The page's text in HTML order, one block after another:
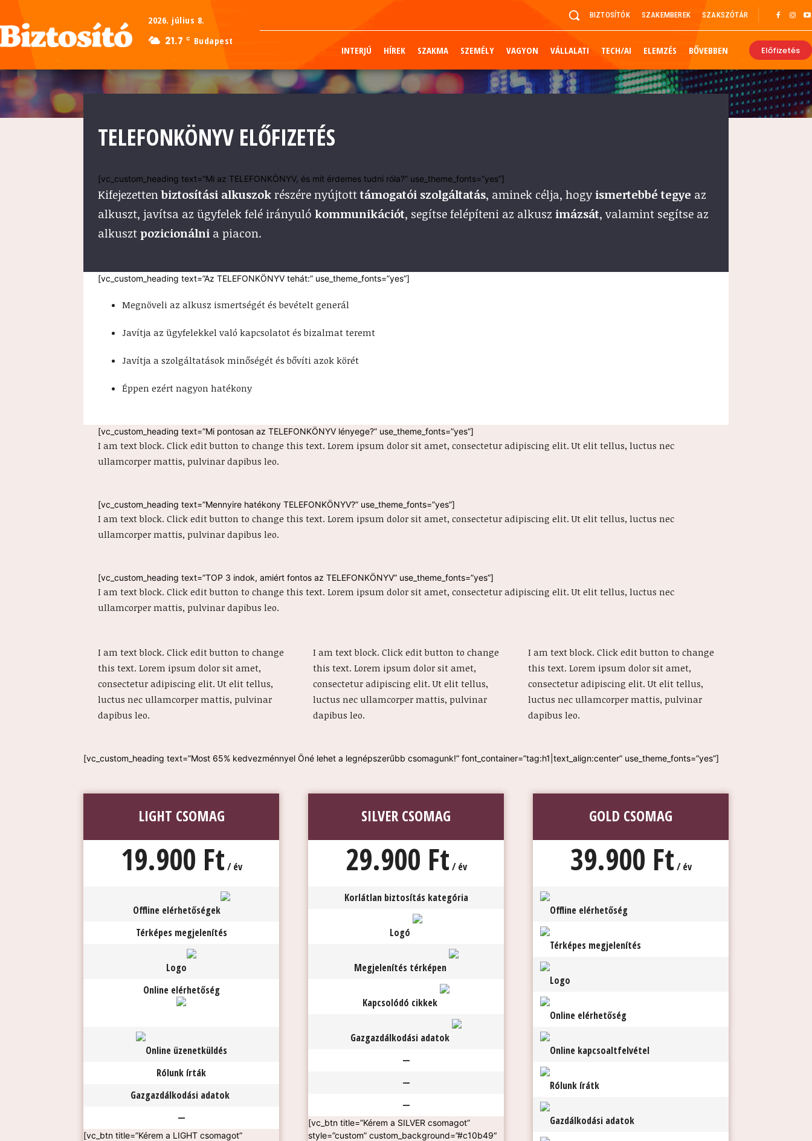
2026. július 8.
21.7 C Budapest
BIZTOSÍTÓK SZAKEMBEREK SZAKSZÓTÁR
INTERJÚ HÍREK SZAKMA SZEMÉLY VAGYON VÁLLALATI TECH/AI ELEMZÉS BŐVEBBEN Előfizetés
TELEFONKÖNYV ELŐFIZETÉS
[vc_custom_heading text=”Mi az TELEFONKÖNYV, és mit érdemes tudni róla?” use_theme_fonts=”yes”]
Kifejezettenbiztosítási alkuszok részére nyújtotttámogatói szolgáltatás, aminek célja, hogy ismertebbé tegye az
alkuszt, javítsa az ügyfelek felé irányuló kommunikációt, segítse felépíteni az alkusz imázsát, valamint segítse az
alkuszt pozicionálni a piacon.
[vc_custom_heading text=”Az TELEFONKÖNYV tehát:” use_theme_fonts=”yes”]
Megnöveli az alkusz ismertségét és bevételt generál
Javítja az ügyfelekkel való kapcsolatot és bizalmat teremt
Javítja a szolgáltatások minőségét és bővíti azok körét
Éppen ezért nagyon hatékony
[vc_custom_heading text=”Mi pontosan az TELEFONKÖNYV lényege?” use_theme_fonts=”yes”]
I am text block. Click edit button to change this text. Lorem ipsum dolor sit amet, consectetur adipiscing elit. Ut elit tellus, luctus nec
ullamcorper mattis, pulvinar dapibus leo.
[vc_custom_heading text=”Mennyire hatékony TELEFONKÖNYV?” use_theme_fonts=”yes”]
I am text block. Click edit button to change this text. Lorem ipsum dolor sit amet, consectetur adipiscing elit. Ut elit tellus, luctus nec
ullamcorper mattis, pulvinar dapibus leo.
[vc_custom_heading text=”TOP 3 indok, amiért fontos az TELEFONKÖNYV” use_theme_fonts=”yes”]
I am text block. Click edit button to change this text. Lorem ipsum dolor sit amet, consectetur adipiscing elit. Ut elit tellus, luctus nec
ullamcorper mattis, pulvinar dapibus leo.
I am text block. Click edit button to change
this text. Lorem ipsum dolor sit amet,
consectetur adipiscing elit. Ut elit tellus,
luctus nec ullamcorper mattis, pulvinar
dapibus leo.
I am text block. Click edit button to change
this text. Lorem ipsum dolor sit amet,
consectetur adipiscing elit. Ut elit tellus,
luctus nec ullamcorper mattis, pulvinar
dapibus leo.
I am text block. Click edit button to change
this text. Lorem ipsum dolor sit amet,
consectetur adipiscing elit. Ut elit tellus,
luctus nec ullamcorper mattis, pulvinar
dapibus leo.
[vc_custom_heading text=”Most 65% kedvezménnyel Öné lehet a legnépszerűbb csomagunk!” font_container=”tag:h1|text_align:center” use_theme_fonts=”yes”]
LIGHT CSOMAG
19.900 Ft / év
Offline elérhetőségek
Térképes megjelenítés
Logo
Online elérhetőség
Online üzenetküldés
Rólunk írták
Gazgazdálkodási adatok
—
[vc_btn title=”Kérem a LIGHT csomagot”
SILVER CSOMAG
29.900 Ft / év
Korlátlan biztosítás kategória
Logó
Megjelenítés térképen
Kapcsolódó cikkek
Gazgazdálkodási adatok
—
—
—
[vc_btn title=”Kérem a SILVER csomagot”
style=”custom” custom_background=”#c10b49″
GOLD CSOMAG
39.900 Ft / év
Offline elérhetőség
Térképes megjelenítés
Logo
Online elérhetőség
Online kapcsoaltfelvétel
Rólunk írátk
Gazdálkodási adatok